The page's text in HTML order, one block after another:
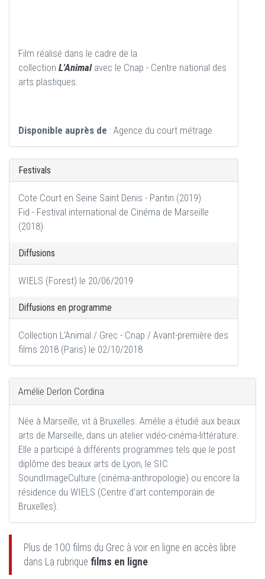
Film réalisé dans le cadre de la
collection L'Animal avec le Cnap - Centre national des
arts plastiques.
Disponible auprès de : Agence du court métrage
Festivals
Cote Court en Seine Saint Denis - Pantin (2019)
Fid - Festival international de Cinéma de Marseille
(2018)
Diffusions
WIELS (Forest) le 20/06/2019
Diffusions en programme
Collection L’Animal / Grec - Cnap / Avant-première des
films 2018 (Paris) le 02/10/2018
Amélie Derlon Cordina
Née à Marseille, vit à Bruxelles. Amélie a étudié aux beaux
arts de Marseille, dans un atelier vidéo-cinéma-littérature.
Elle a participé à différents programmes tels que le post
diplôme des beaux arts de Lyon, le SIC
SoundImageCulture (cinéma-anthropologie) ou encore la
résidence du WIELS (Centre d'art contemporain de
Bruxelles).
Plus de 100 films du Grec à voir en ligne en accès libre
dans La rubrique films en ligne.